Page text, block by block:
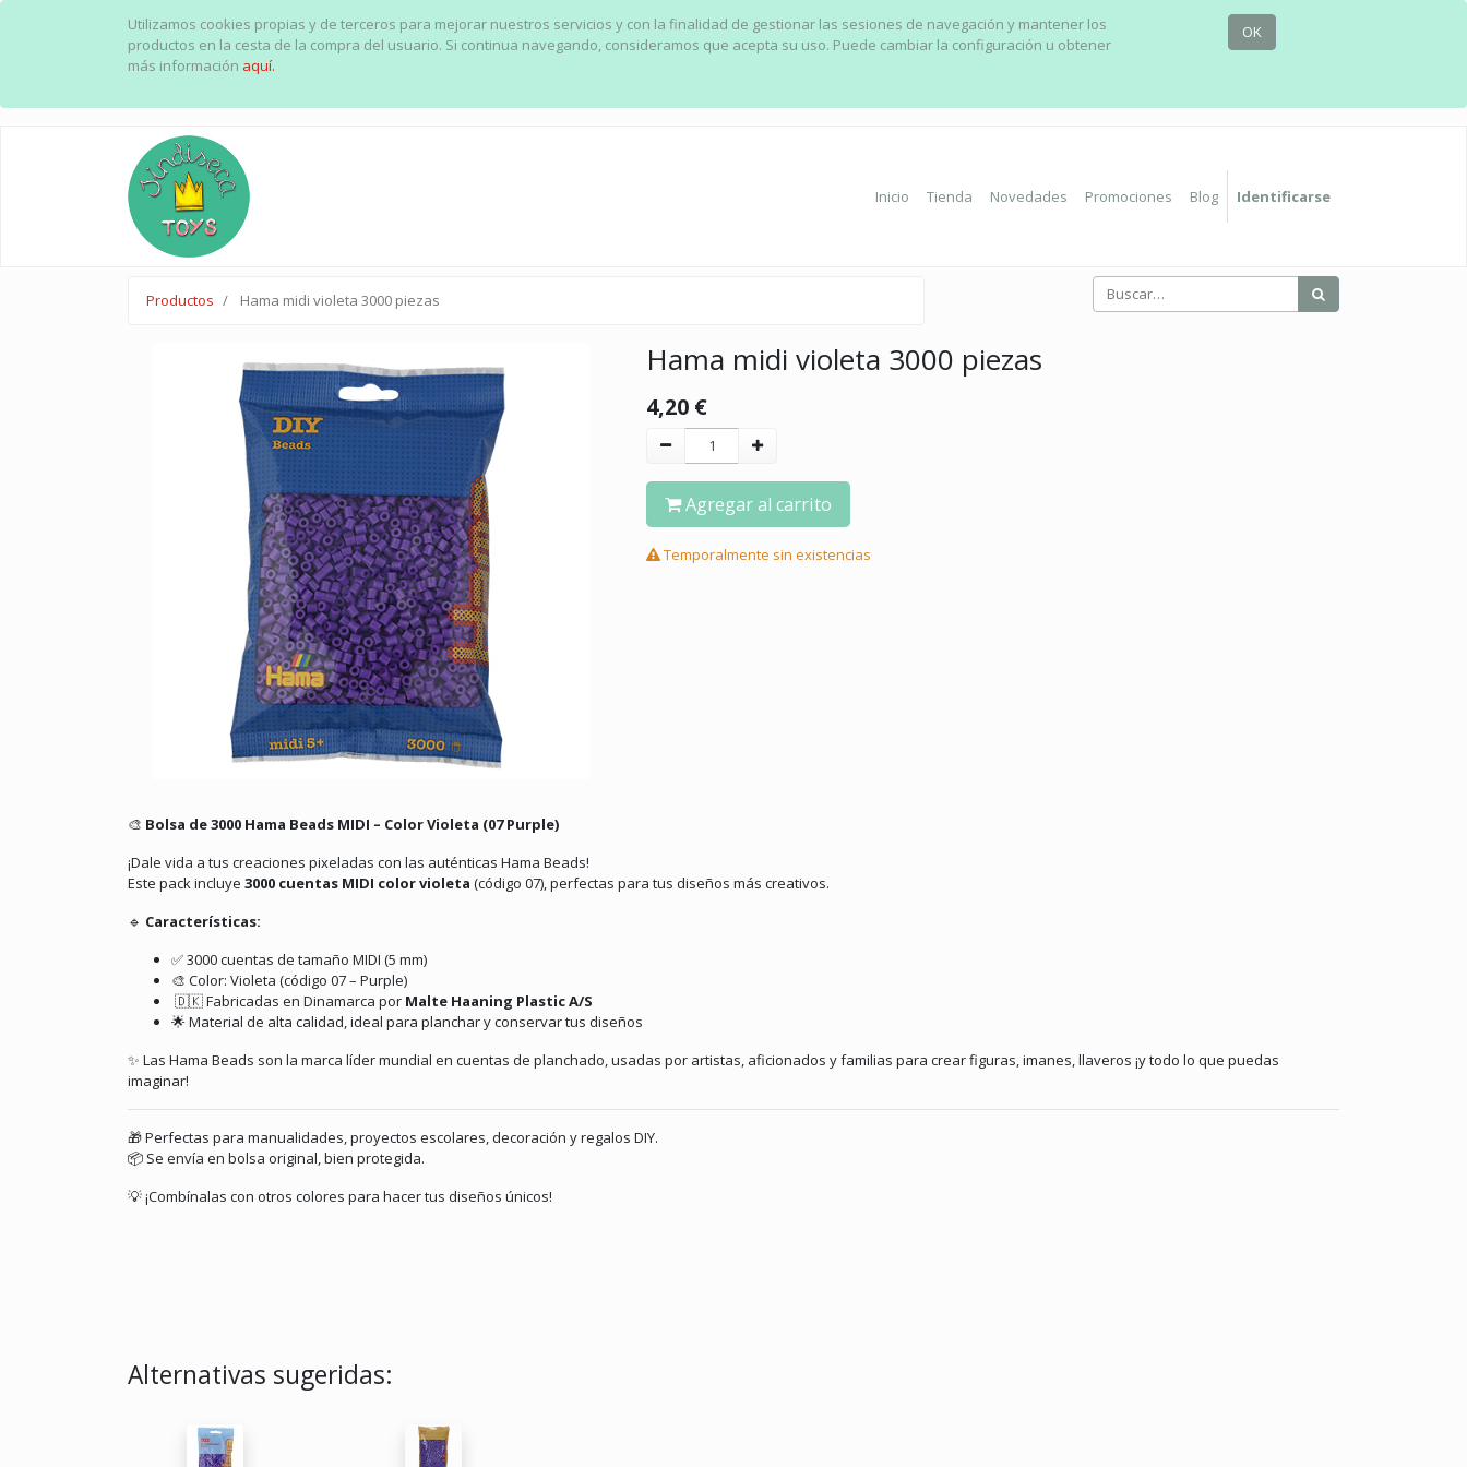
Utilizamos cookies propias y de terceros para mejorar nuestros servicios y con la finalidad de gestionar las sesiones de navegación y mantener los
productos en la cesta de la compra del usuario. Si continua navegando, consideramos que acepta su uso. Puede cambiar la configuración u obtener
más información aquí.
OK
Inicio Tienda Novedades Promociones Blog Identificarse
Productos Hama midi violeta 3000 piezas
Hama midi violeta 3000 piezas
4,20 €
Agregar al carrito
Temporalmente sin existencias
🎨 Bolsa de 3000 Hama Beads MIDI – Color Violeta (07 Purple)
¡Dale vida a tus creaciones pixeladas con las auténticas Hama Beads!
Este pack incluye 3000 cuentas MIDI color violeta (código 07), perfectas para tus diseños más creativos.
🔹 Características:
✅ 3000 cuentas de tamaño MIDI (5 mm)
🎨 Color: Violeta (código 07 – Purple)
🇩🇰 Fabricadas en Dinamarca por Malte Haaning Plastic A/S
🌟 Material de alta calidad, ideal para planchar y conservar tus diseños
✨ Las Hama Beads son la marca líder mundial en cuentas de planchado, usadas por artistas, aficionados y familias para crear figuras, imanes, llaveros ¡y todo lo que puedas
imaginar!
🎁 Perfectas para manualidades, proyectos escolares, decoración y regalos DIY.
📦 Se envía en bolsa original, bien protegida.
💡 ¡Combínalas con otros colores para hacer tus diseños únicos!
Alternativas sugeridas: